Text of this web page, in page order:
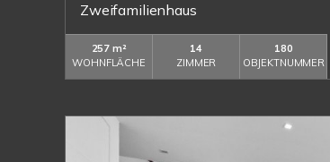
Zweifamilienhaus
257 m²
WOHNFLÄCHE
14
ZIMMER
180
OBJEKTNUMMER